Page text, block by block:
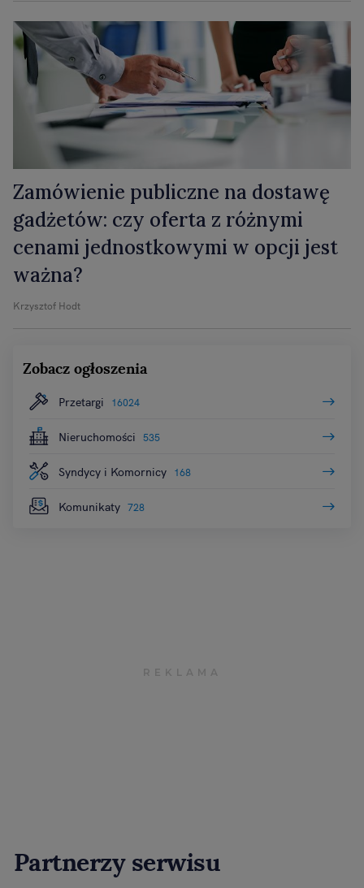
Zamówienie publiczne na dostawę
gadżetów: czy oferta z różnymi
cenami jednostkowymi w opcji jest
ważna?
Krzysztof Hodt
Zobacz ogłoszenia
Przetargi 16024
Nieruchomości 535
Syndycy i Komornicy 168
Komunikaty 728
Partnerzy serwisu